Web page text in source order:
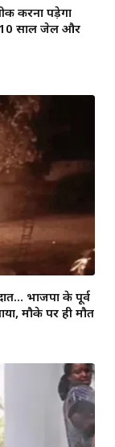
करना पड़ेगा
10 साल जेल और
भाजपा के पूर्व
मौके पर ही मौत